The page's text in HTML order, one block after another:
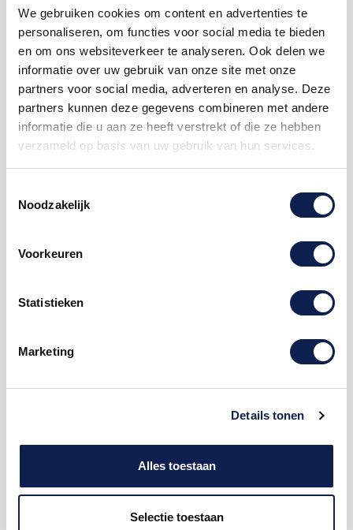
We gebruiken cookies om content en advertenties te
personaliseren, om functies voor social media te bieden
en om ons websiteverkeer te analyseren. Ook delen we
informatie over uw gebruik van onze site met onze
partners voor social media, adverteren en analyse. Deze
partners kunnen deze gegevens combineren met andere
informatie die u aan ze heeft verstrekt of die ze hebben
verzameld op basis van uw gebruik van hun services.
Noodzakelijk
Voorkeuren
Statistieken
Marketing
Details tonen
Alles toestaan
Selectie toestaan
€ 10,00
200 € 0,25 € 50,00
500 € 0,20 € 150,00
€ 262,50
vanaf een hoogte van 5 cm tot een hoogte van 80
is niet geschikt om buiten te gebruiken maar wel
uitermate geschikt voor binnen gebruik. Hoe moet je
1) Geef aan welke formaat je wenst te ontvangen, de